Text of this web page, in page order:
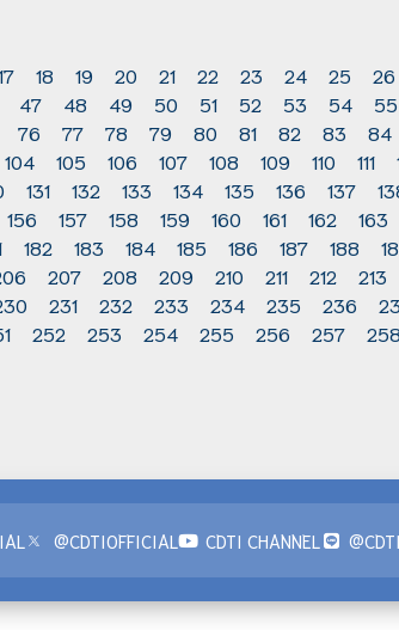
18 19 20 21 22 23 24 25 26
47 48 49 50 51 52 53 54 55
76 77 78 79 80 81 82 83 84
104 105 106 107 108 109 110 111
131 132 133 134 135 136 137
156 157 158 159 160 161 162 163
182 183 184 185 186 187 188
207 208 209 210 211 212 213
231 232 233 234 235 236
252 253 254 255 256 257 258
@CDTIOFFICIAL CDTI CHANNEL @CDTI